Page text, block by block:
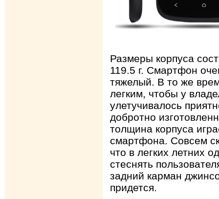
Размеры корпуса
119.5 г. Смартфон
тяжелый. В то же
легким, чтобы у
улетучивалось
добротно
толщина корпуса
смартфона. Совсем
что в легких летних
стеснять
задний карман
придется.